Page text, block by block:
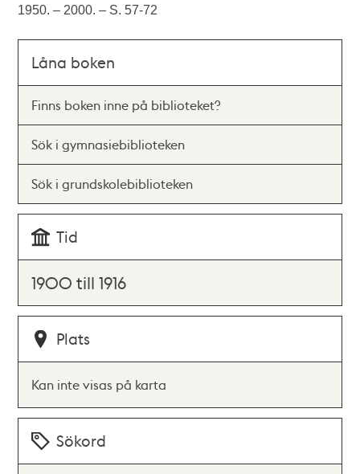
1950. – 2000. – S. 57-72
Låna boken
Finns boken inne på biblioteket?
Sök i gymnasiebiblioteken
Sök i grundskolebiblioteken
Tid
1900 till 1916
Plats
Kan inte visas på karta
Sökord